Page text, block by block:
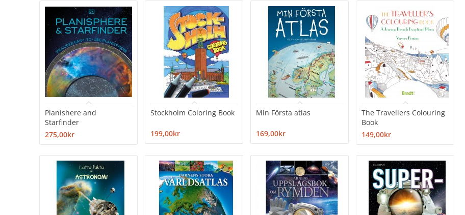
Planishere and
Starfinder
275,00kr
Stockholm Coloring Book
199,00kr
Min Första atlas
169,00kr
The Travellers Colouring
Book
149,00kr